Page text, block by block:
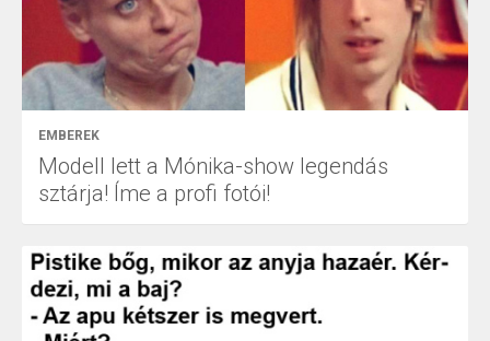
EMBEREK
Modell lett a Mónika-show legendás
sztárja! Íme a profi fotói!